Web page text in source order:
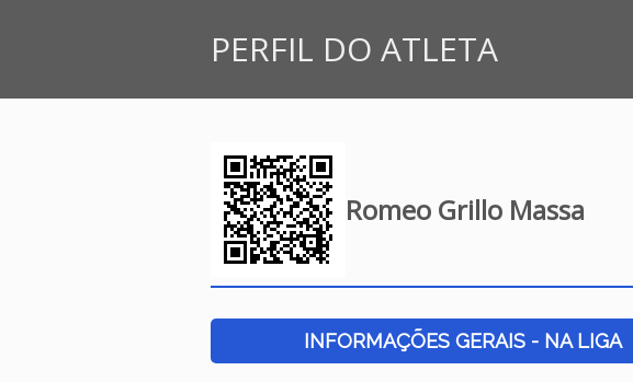
PERFIL DO ATLETA
Romeo Grillo Massa
INFORMAÇÕES GERAIS - NA LIGA